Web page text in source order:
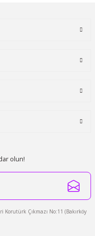
olun!
Çıkmazı No:11 (Bakırköy